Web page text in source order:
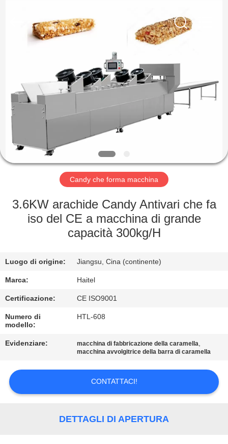
PRODOTTI
CIRCA
NOI
GIRO
FABBRICA
CONTROLLO
QUALITÀ
CONTATTICI
RICHIEDA
UNA
MAPPA
Candy che forma macchina
3.6KW arachide Candy Antivari che fa
iso del CE a macchina di grande
capacità 300kg/H
Luogo di origine: Jiangsu, Cina (continente)
Marca: Haitel
Certificazione: CE ISO9001
Numero di
modello:
HTL-608
Evidenziare: macchina di fabbricazione della caramella,
macchina avvolgitrice della barra di caramella
CONTATTACI!
DETTAGLI DI APERTURA